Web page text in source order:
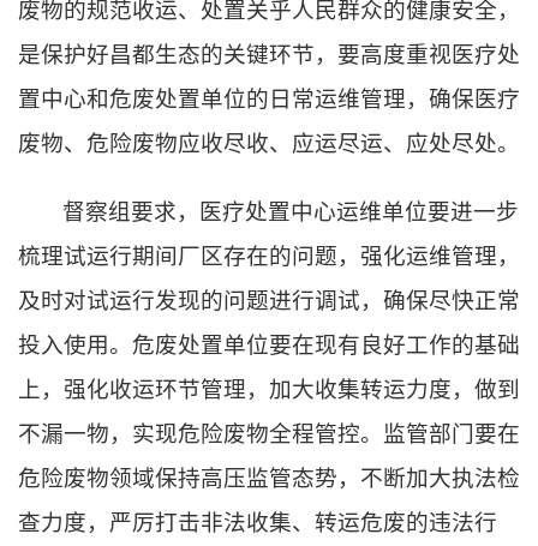
废物的规范收运、处置关乎人民群众的健康安全，
是保护好昌都生态的关键环节，要高度重视医疗处
置中心和危废处置单位的日常运维管理，确保医疗
废物、危险废物应收尽收、应运尽运、应处尽处。
督察组要求，医疗处置中心运维单位要进一步
梳理试运行期间厂区存在的问题，强化运维管理，
及时对试运行发现的问题进行调试，确保尽快正常
投入使用。危废处置单位要在现有良好工作的基础
上，强化收运环节管理，加大收集转运力度，做到
不漏一物，实现危险废物全程管控。监管部门要在
危险废物领域保持高压监管态势，不断加大执法检
查力度，严厉打击非法收集、转运危废的违法行